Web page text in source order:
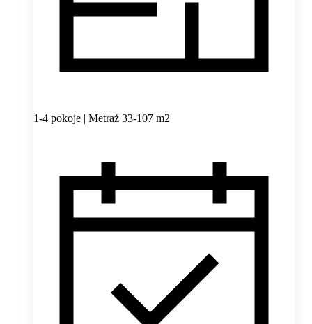
1-4 pokoje | Metraż 33-107 m2